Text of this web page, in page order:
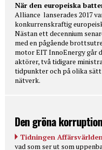
När den europeiska
Alliance lanserades 2017
konkurrenskraftig
Nästan ett decennium
med en pågående
motor EIT InnoEnergy går
aktörer, två tidigare
tidpunkter och på olika
nätverk.
Den gröna
Tidningen
vad som ser ut som